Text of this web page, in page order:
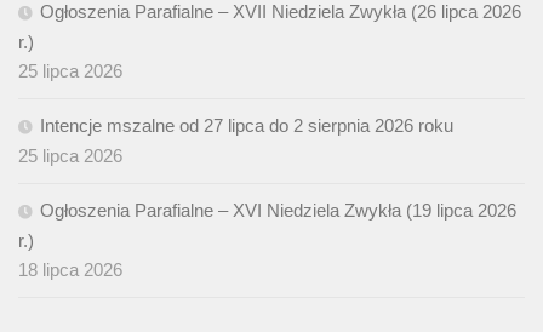
Ogłoszenia Parafialne – XVII Niedziela Zwykła (26 lipca 2026
r.)
25 lipca 2026
Intencje mszalne od 27 lipca do 2 sierpnia 2026 roku
25 lipca 2026
Ogłoszenia Parafialne – XVI Niedziela Zwykła (19 lipca 2026
r.)
18 lipca 2026